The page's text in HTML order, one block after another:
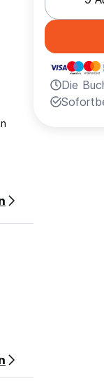
Die